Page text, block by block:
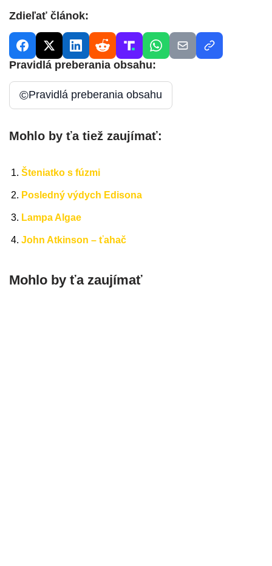
Zdieľať článok:
Pravidlá preberania obsahu:
©Pravidlá preberania obsahu
Mohlo by ťa tiež zaujímať:
Šteniatko s fúzmi
Posledný výdych Edisona
Lampa Algae
John Atkinson – ťahač
Mohlo by ťa zaujímať